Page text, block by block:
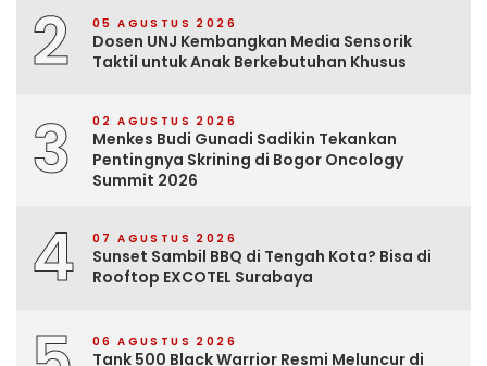
2 05 AGUSTUS 2026
Dosen UNJ Kembangkan Media Sensorik
Taktil untuk Anak Berkebutuhan Khusus
3 02 AGUSTUS 2026
Menkes Budi Gunadi Sadikin Tekankan
Pentingnya Skrining di Bogor Oncology
Summit 2026
4 07 AGUSTUS 2026
Sunset Sambil BBQ di Tengah Kota? Bisa di
Rooftop EXCOTEL Surabaya
06 AGUSTUS 2026
Tank 500 Black Warrior Resmi Meluncur di